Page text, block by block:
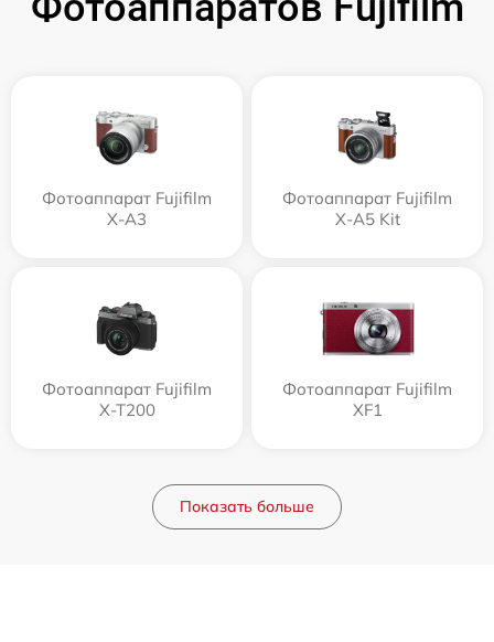
Фотоаппарат Fujifilm
X-A3
Фотоаппарат Fujifilm
X-A5 Kit
Фотоаппарат Fujifilm
X-T200
Фотоаппарат Fujifilm
XF1
Показать больше